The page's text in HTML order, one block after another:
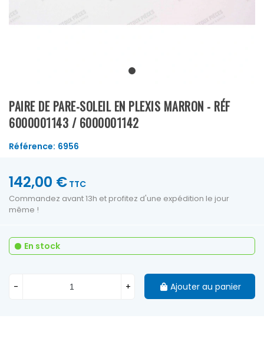
PAIRE DE PARE-SOLEIL EN PLEXIS MARRON - RÉF
6000001143 / 6000001142
Référence: 6956
142,00 € TTC
Commandez avant 13h et profitez d'une expédition le jour
même !
En stock
- + Ajouter au panier